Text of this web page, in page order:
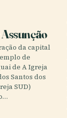
da capital
de
de A Igreja
Santos dos
SUD)